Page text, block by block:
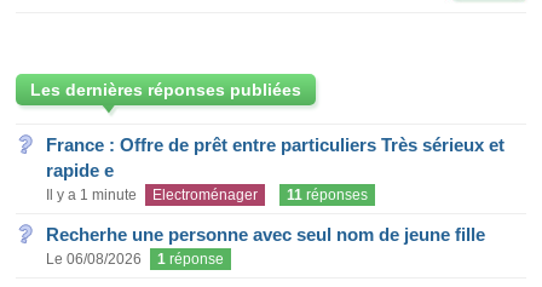
Les dernières réponses publiées
France : Offre de prêt entre particuliers Très sérieux et
rapide e
Il y a 1 minute Electroménager 11 réponses
Recherhe une personne avec seul nom de jeune fille
Le 06/08/2026 1 réponse